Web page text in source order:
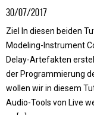
30/07/2017
Ziel In diesen beiden
Modeling-Instrument
Delay-Artefakten
der Programmierung
wollen wir in diesem
Audio-Tools von Live